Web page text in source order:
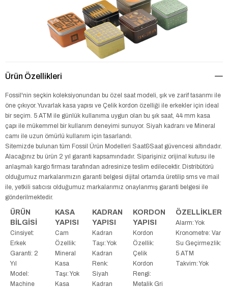
Ürün Özellikleri
Fossil'nin seçkin koleksiyonundan bu özel saat modeli, şık ve zarif tasarımı ile
öne çıkıyor. Yuvarlak kasa yapısı ve Çelik kordon özelliği ile erkekler için ideal
bir seçim. 5 ATM ile günlük kullanıma uygun olan bu şık saat, 44 mm kasa
çapı ile mükemmel bir kullanım deneyimi sunuyor. Siyah kadranı ve Mineral
camı ile uzun ömürlü kullanım için tasarlandı.
Sitemizde bulunan tüm Fossil Ürün Modelleri Saat&Saat güvencesi altındadır.
Alacağınız bu ürün 2 yıl garanti kapsamındadır. Siparişiniz orijinal kutusu ile
anlaşmalı kargo firması tarafından adresinize teslim edilecektir. Distribütörü
olduğumuz markalarımızın garanti belgesi dijital ortamda üretilip sms ve mail
ile, yetkili satıcısı olduğumuz markalarımız onaylanmış garanti belgesi ile
gönderilmektedir.
ÜRÜN
BİLGİSİ
Cinsiyet:
Erkek
Garanti: 2
Yıl
Model:
Machine
KASA
YAPISI
Cam
Özellik:
Mineral
Kasa
Taşı: Yok
Kasa
KADRAN
YAPISI
Kadran
Taşı: Yok
Kadran
Renk:
Siyah
Kadran
KORDON
YAPISI
Kordon
Özellik:
Çelik
Kordon
Rengi:
Metalik Gri
ÖZELLİKLER
Alarm: Yok
Kronometre: Var
Su Geçirmezlik:
5 ATM
Takvim: Yok